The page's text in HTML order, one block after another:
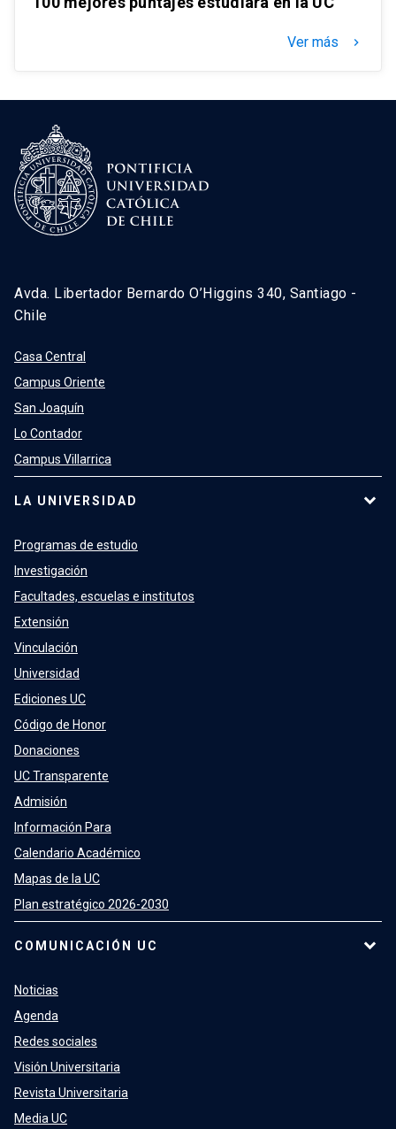
Ver más keyboard_arrow_right
Avda. Libertador Bernardo O’Higgins 340, Santiago -
Chile
Casa Central
Campus Oriente
San Joaquín
Lo Contador
Campus Villarrica
LA UNIVERSIDAD
Programas de estudio
Investigación
Facultades, escuelas e institutos
Extensión
Vinculación
Universidad
Ediciones UC
Código de Honor
Donaciones
UC Transparente
Admisión
Información Para
Calendario Académico
Mapas de la UC
Plan estratégico 2026-2030
COMUNICACIÓN UC
Noticias
Agenda
Redes sociales
Visión Universitaria
Revista Universitaria
Media UC